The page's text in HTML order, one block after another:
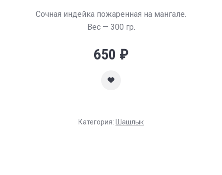
Сочная индейка пожаренная на мангале.
Вес — 300 гр.
650 ₽
Категория: Шашлык